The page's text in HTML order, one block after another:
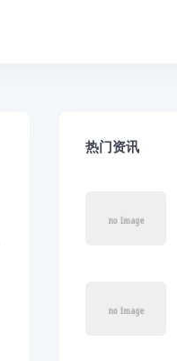
热门资讯